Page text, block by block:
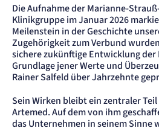
Die Aufnahme der Marianne-
Klinikgruppe im Januar 2026
Meilenstein in der Geschichte
Zugehörigkeit zum Verbund
sichere zukünftige Entwicklung
Grundlage jener Werte und
Rainer Salfeld über Jahrzehnte
Sein Wirken bleibt ein zentraler
Artemed. Auf dem von ihm
das Unternehmen in seinem Sinne
Cookie Laufzeit:
480 Tage
etracker Analytics
Name:
isSdEnabled
Zweck:
Erkennung, ob bei dem Besucher die Scrolltiefe
Cookie Laufzeit: